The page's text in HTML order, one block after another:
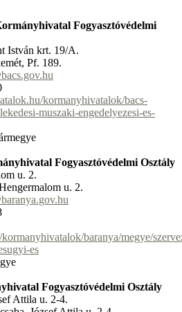
Fogyasztóvédelmi
István krt. 19/A.
Pf. 189.
kormanyhivatalok/bacs-
muszaki-engedelyezesi-es-
Fogyasztóvédelmi Osztály
u. 2.
u. 2.
baranya/megye/
es
Fogyasztóvédelmi Osztály
Attila u. 2-4.